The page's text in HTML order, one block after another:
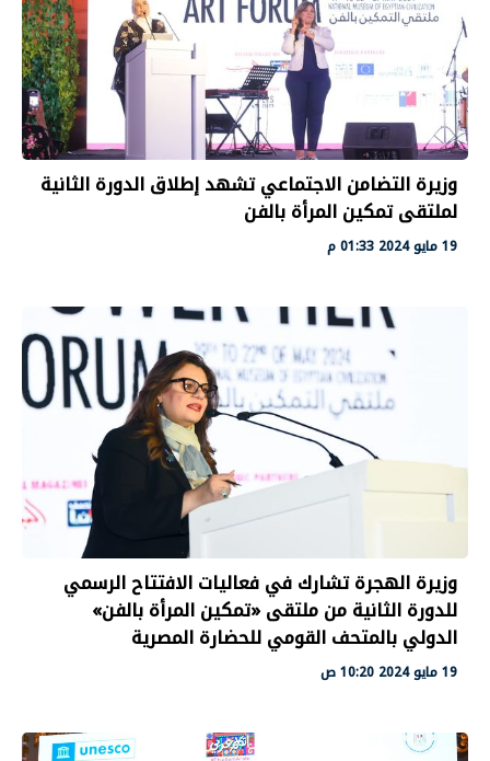
وزيرة التضامن الاجتماعي تشهد إطلاق الدورة الثانية
لملتقى تمكين المرأة بالفن
19 مايو 2024 01:33 م
وزيرة الهجرة تشارك في فعاليات الافتتاح الرسمي
للدورة الثانية من ملتقى «تمكين المرأة بالفن»
الدولي بالمتحف القومي للحضارة المصرية
19 مايو 2024 10:20 ص